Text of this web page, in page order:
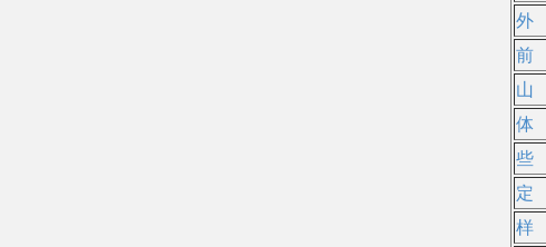
外
前
山
体
些
定
样